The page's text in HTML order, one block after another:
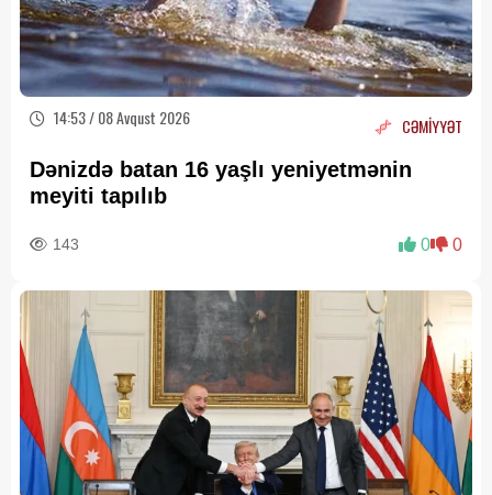
14:53 / 08 Avqust 2026 CƏMİYYƏT
Dənizdə batan 16 yaşlı yeniyetmənin
meyiti tapılıb
143 0 0